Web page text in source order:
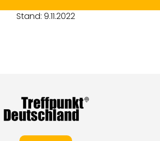
Stand: 9.11.2022